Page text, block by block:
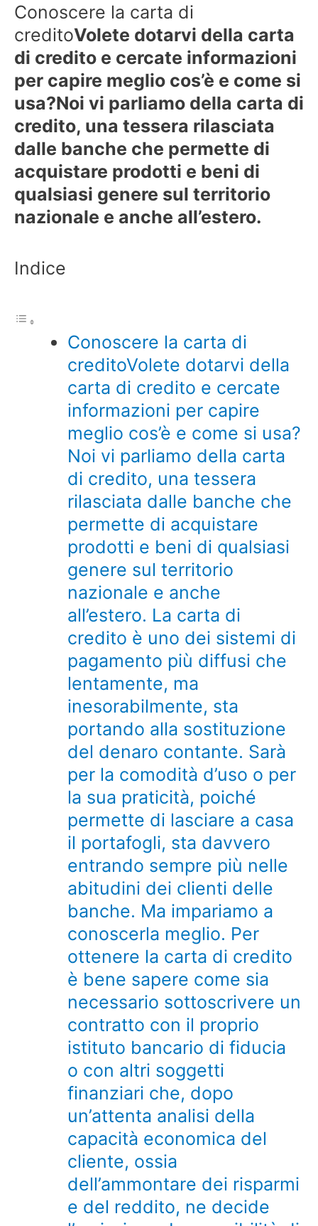
Conoscere la carta di
creditoVolete dotarvi della carta
di credito e cercate informazioni
per capire meglio cos’è e come si
usa?Noi vi parliamo della carta di
credito, una tessera rilasciata
dalle banche che permette di
acquistare prodotti e beni di
qualsiasi genere sul territorio
nazionale e anche all’estero.
Indice
Conoscere la carta di
creditoVolete dotarvi della
carta di credito e cercate
informazioni per capire
meglio cos’è e come si usa?
Noi vi parliamo della carta
di credito, una tessera
rilasciata dalle banche che
permette di acquistare
prodotti e beni di qualsiasi
genere sul territorio
nazionale e anche
all’estero. La carta di
credito è uno dei sistemi di
pagamento più diffusi che
lentamente, ma
inesorabilmente, sta
portando alla sostituzione
del denaro contante. Sarà
per la comodità d’uso o per
la sua praticità, poiché
permette di lasciare a casa
il portafogli, sta davvero
entrando sempre più nelle
abitudini dei clienti delle
banche. Ma impariamo a
conoscerla meglio. Per
ottenere la carta di credito
è bene sapere come sia
necessario sottoscrivere un
contratto con il proprio
istituto bancario di fiducia
o con altri soggetti
finanziari che, dopo
un’attenta analisi della
capacità economica del
cliente, ossia
dell’ammontare dei risparmi
e del reddito, ne decide